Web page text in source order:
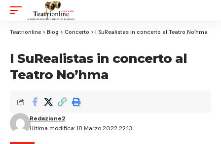
Resizer
Teatrionline > Blog > Concerto > I SuRealistas in concerto al Teatro No’hma
I SuRealistas in concerto al
Teatro No’hma
Ultima modifica: 18 Marzo 2022 22:13
Redazione2